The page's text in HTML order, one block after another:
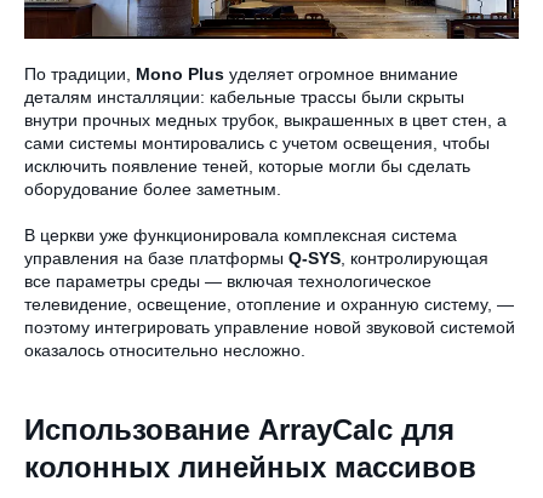
По традиции, Mono Plus уделяет огромное внимание
деталям инсталляции: кабельные трассы были скрыты
внутри прочных медных трубок, выкрашенных в цвет стен, а
сами системы монтировались с учетом освещения, чтобы
исключить появление теней, которые могли бы сделать
оборудование более заметным.
В церкви уже функционировала комплексная система
управления на базе платформы Q-SYS , контролирующая
все параметры среды — включая технологическое
телевидение, освещение, отопление и охранную систему, —
поэтому интегрировать управление новой звуковой системой
оказалось относительно несложно.
Использование ArrayCalc для
колонных линейных массивов